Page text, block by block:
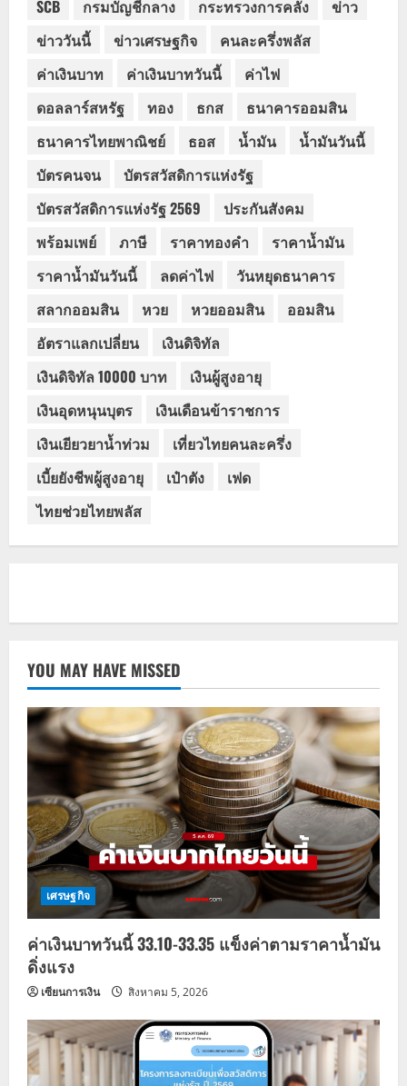
SCB กรมบัญชีกลาง กระทรวงการคลัง
ข่าว
ข่าววันนี้
ข่าวเศรษฐกิจ
คนละครึ่งพลัส
ค่าเงินบาท
ค่าเงินบาทวันนี้
ค่าไฟ
ดอลลาร์สหรัฐ
ทอง ธกส
ธนาคารออมสิน
ธนาคารไทยพาณิชย์
ธอส น้ำมัน
น้ำมันวันนี้
บัตรคนจน
บัตรสวัสดิการแห่งรัฐ
บัตรสวัสดิการแห่งรัฐ 2569
ประกันสังคม
พร้อมเพย์
ภาษี ราคาทองคำ
ราคาน้ำมัน
ราคาน้ำมันวันนี้
ลดค่าไฟ
วันหยุดธนาคาร
สลากออมสิน
หวย หวยออมสิน
ออมสิน
อัตราแลกเปลี่ยน
เงินดิจิทัล
เงินดิจิทัล 10000 บาท
เงินผู้สูงอายุ
เงินอุดหนุนบุตร
เงินเดือนข้าราชการ
เงินเยียวยาน้ำท่วม
เที่ยวไทยคนละครึ่ง
เบี้ยยังชีพผู้สูงอายุ
เป๋าตัง
เฟด
ไทยช่วยไทยพลัส
YOU MAY HAVE MISSED
เศรษฐกิจ
ค่าเงินบาทวันนี้ 33.10-33.35 แข็งค่าตามราคาน้ำมัน
ดิ่งแรง
เซียนการเงิน สิงหาคม 5, 2026